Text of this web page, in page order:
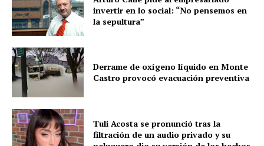
invertir en lo social: “No pensemos en
la sepultura”
Derrame de oxígeno líquido en Monte
Castro provocó evacuación preventiva
Tuli Acosta se pronunció tras la
filtración de un audio privado y su